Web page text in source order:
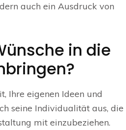
auch ein Ausdruck von
in die
Ihre eigenen Ideen und
seine Individualität aus, die
mit einzubeziehen.